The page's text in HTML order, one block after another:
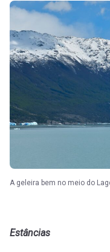
A geleira bem no meio do
Estâncias